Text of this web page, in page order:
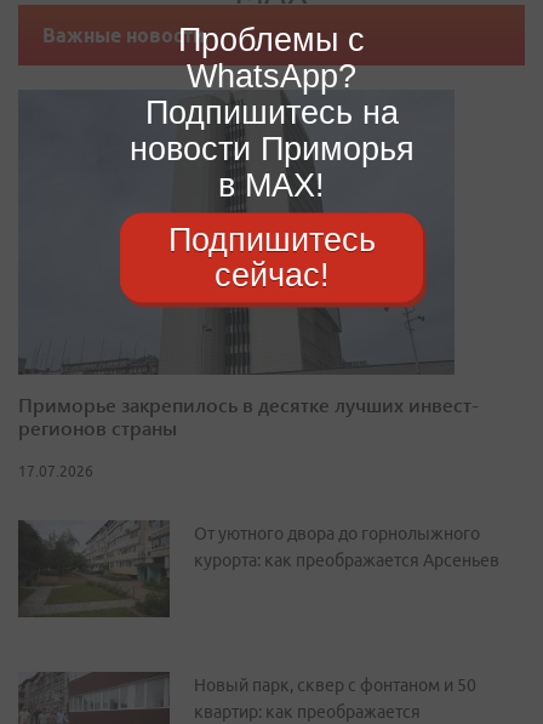
Важные новости
Приморье закрепилось в десятке лучших инвест-
регионов страны
17.07.2026
От уютного двора до горнолыжного
курорта: как преображается Арсеньев
Новый парк, сквер с фонтаном и 50
квартир: как преображается
Проблемы с
WhatsApp?
Подпишитесь на
новости Приморья
в MAX!
Подпишитесь
сейчас!